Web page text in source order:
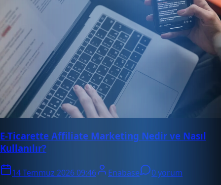
E-Ticarette Affiliate Marketing Nedir ve Nasıl
Kullanılır?
14 Temmuz 2026 09:46 Enabase
0 yorum